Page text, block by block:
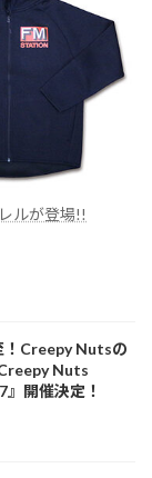
ルが登場!!
！Creepy Nutsの
Nuts
開催決定！